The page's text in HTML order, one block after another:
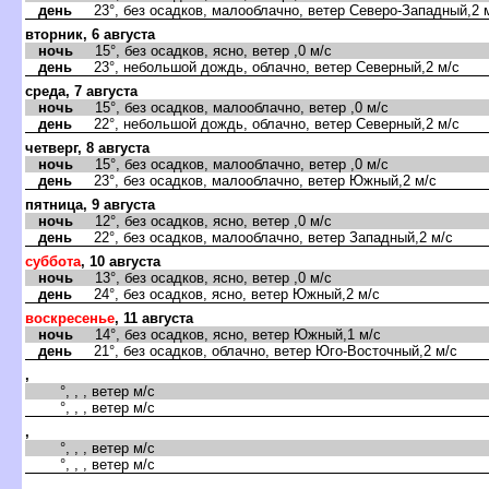
день 23°, без осадков, малооблачно, ветер Северо-Западный,2
вторник, 6 августа
ночь 15°, без осадков, ясно, ветер ,0 м/с
день 23°, небольшой дождь, облачно, ветер Северный,2 м/с
среда, 7 августа
ночь 15°, без осадков, малооблачно, ветер ,0 м/с
день 22°, небольшой дождь, облачно, ветер Северный,2 м/с
четверг, 8 августа
ночь 15°, без осадков, малооблачно, ветер ,0 м/с
день 23°, без осадков, малооблачно, ветер Южный,2 м/с
пятница, 9 августа
ночь 12°, без осадков, ясно, ветер ,0 м/с
день 22°, без осадков, малооблачно, ветер Западный,2 м/с
суббота, 10 августа
ночь 13°, без осадков, ясно, ветер ,0 м/с
день 24°, без осадков, ясно, ветер Южный,2 м/с
воскресенье, 11 августа
ночь 14°, без осадков, ясно, ветер Южный,1 м/с
день 21°, без осадков, облачно, ветер Юго-Восточный,2 м/с
,
°, , , ветер м/с
°, , , ветер м/с
,
°, , , ветер м/с
°, , , ветер м/с